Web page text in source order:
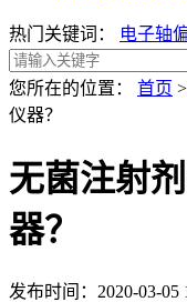
热门关键词： 电子轴
您所在的位置： 首页 >
仪器？
无菌注射
器？
发布时间：2020-03-